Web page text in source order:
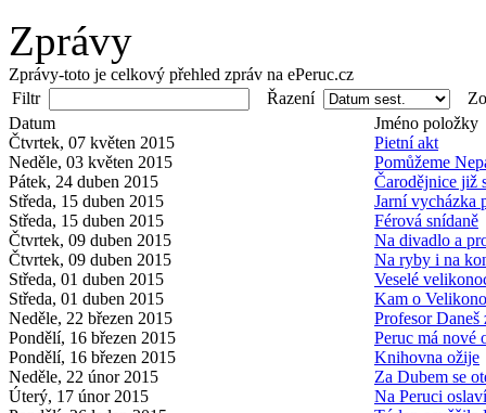
Zprávy
Zprávy-toto je celkový přehled zpráv na ePeruc.cz
Filtr
Řazení
Datum
Jméno položky
Čtvrtek, 07 květen 2015
Pietní akt
Neděle, 03 květen 2015
Pomůžeme
Pátek, 24 duben 2015
Čarodějnice již
Středa, 15 duben 2015
Jarní vycházka
Středa, 15 duben 2015
Férová snídaně
Čtvrtek, 09 duben 2015
Na divadlo a
Čtvrtek, 09 duben 2015
Na ryby i na
Středa, 01 duben 2015
Veselé
Středa, 01 duben 2015
Kam o
Neděle, 22 březen 2015
Profesor Daneš
Pondělí, 16 březen 2015
Peruc má nové
Pondělí, 16 březen 2015
Knihovna ožije
Neděle, 22 únor 2015
Za Dubem se
Úterý, 17 únor 2015
Na Peruci